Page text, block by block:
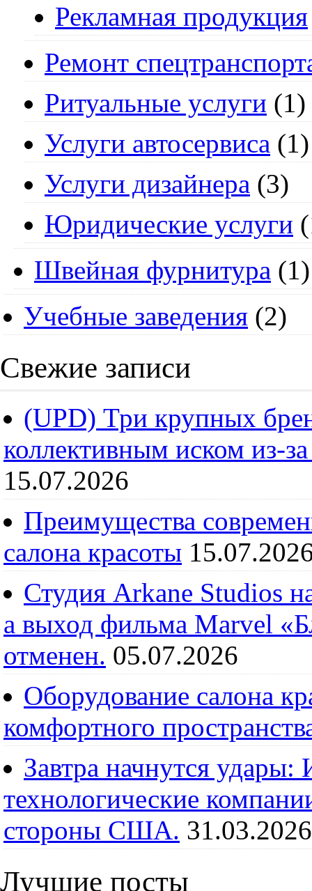
Рекламная продукция
Ремонт
Ритуальные услуги (1)
Услуги автосервиса (1)
Услуги дизайнера (3)
Юридические услуги
Швейная фурнитура (1)
Учебные заведения (2)
Свежие записи
(UPD) Три крупных
коллективным иском из-
15.07.2026
Преимущества
салона красоты
Студия Arkane Studios
а выход фильма Marvel
отменен. 05.07.2026
Оборудование салона
комфортного
Завтра начнутся
технологические
стороны США. 31.03.2026
Лучшие посты